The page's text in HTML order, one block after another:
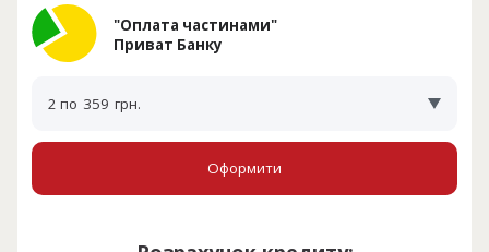
"Оплата частинами"
Приват Банку
2 по 359 грн.
Оформити